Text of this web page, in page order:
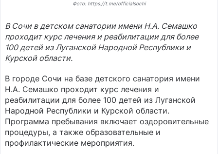
Фото: https://t.me/officialsochi
В Сочи в детском санатории имени Н.А. Семашко
проходит курс лечения и реабилитации для более
100 детей из Луганской Народной Республики и
Курской области.
В городе Сочи на базе детского санатория имени
Н.А. Семашко проходит курс лечения и
реабилитации для более 100 детей из Луганской
Народной Республики и Курской области.
Программа пребывания включает оздоровительные
процедуры, а также образовательные и
профилактические мероприятия.